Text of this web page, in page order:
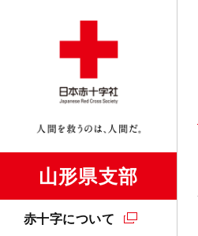
山形県支部
赤十字について